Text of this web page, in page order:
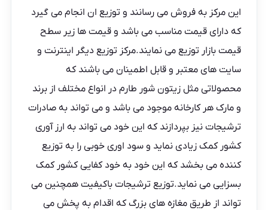
این مرکز به فروش می رسانند و توزیع ان انجام می گیرد
که دارای قیمت مناسب می باشد و قیمت ها زیر سطح
قیمت بازار توزیع می نمایند.مرکز توزیع دیگر اینترنت و
سایت های معتبر و قابل اطمینان می باشند که
محصولاتی مثل زیتون شور طارم در انواع مختلف از برند
و مارک هر کارخانه موجود می باشد و می تواند به صادرات
ترشیجات نیز بپردازند که این خود می تواند به ارز آوری
کشور کمک زیادی نماید و سود اوری خوبی را به توزیع
کننده می بخشد که این خود به خود کفایی کشور کمک
بسزایی می نماید.توزیع ترشیجات باکیفیت همچنین می
تواند از طریق مغازه های بزرگ که اقدام به پخش می